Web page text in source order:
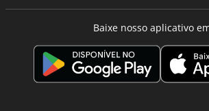
Baixe nosso aplicativo